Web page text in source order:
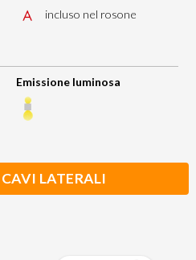
incluso nel rosone
Emissione luminosa
LATERALI